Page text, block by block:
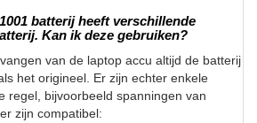
batterij heeft verschillende
Kan ik deze gebruiken?
van de laptop accu altijd de batterij
het origineel. Er zijn echter enkele
regel, bijvoorbeeld spanningen van
zijn compatibel: